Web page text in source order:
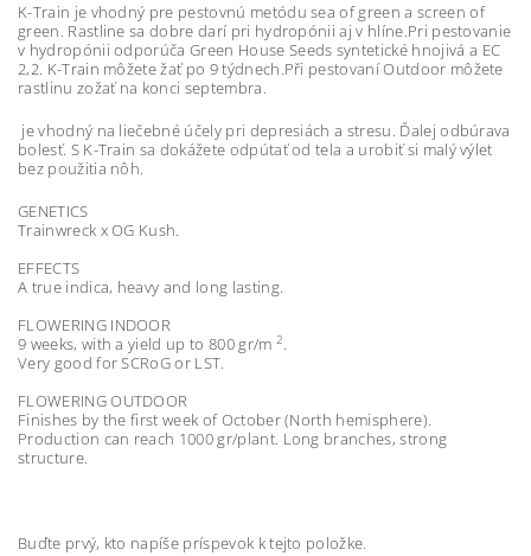
K-Train je vhodný pre pestovnú metódu sea of ​​green a screen of
green. Rastline sa dobre darí pri hydropónii aj v hlíne.Pri pestovanie
v hydropónii odporúča Green House Seeds syntetické hnojivá a EC
2,2. K-Train môžete žať po 9 týdnech.Při pestovaní Outdoor môžete
rastlinu zožať na konci septembra.
je vhodný na liečebné účely pri depresiách a stresu. Ďalej odbúrava
bolesť. S K-Train sa dokážete odpútať od tela a urobiť si malý výlet
bez použitia nôh.
GENETICS
Trainwreck x OG Kush.
EFFECTS
A true indica, heavy and long lasting.
FLOWERING INDOOR
9 weeks, with a yield up to 800 gr/m 2.
Very good for SCRoG or LST.
FLOWERING OUTDOOR
Finishes by the first week of October (North hemisphere).
Production can reach 1000 gr/plant. Long branches, strong
structure.
Buďte prvý, kto napíše príspevok k tejto položke.